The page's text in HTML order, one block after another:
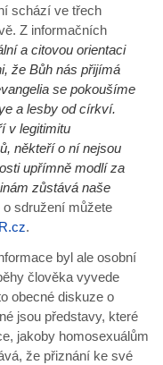
schází ve třech
Z informačních
a citovou orientaci
že Bůh nás přijímá
se pokoušíme
a lesby od církví.
v legitimitu
někteří o ní nejsou
upřímně modlí za
zůstává naše
sdružení můžete
.
byl ale osobní
člověka vyvede
obecné diskuze o
jsou představy, které
jakoby homosexuálům
že přiznání ke své